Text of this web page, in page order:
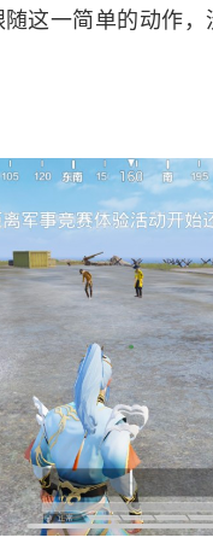
这一简单的动作